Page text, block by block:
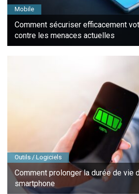
Mobile
Comment sécuriser efficacement
contre les menaces actuelles
Outils / Logiciels
Comment prolonger la durée de vie
smartphone